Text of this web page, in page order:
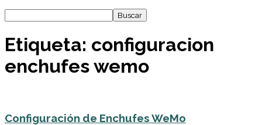
Etiqueta: configuracion
enchufes wemo
Configuración de Enchufes WeMo